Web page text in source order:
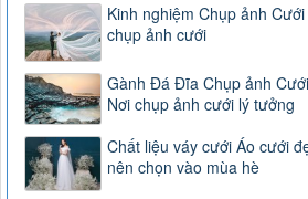
Kinh nghiệm Chụp ảnh
chụp ảnh cưới
Gành Đá Đĩa Chụp ảnh
Nơi chụp ảnh cưới lý tưởng
Chất liệu váy cưới Áo cưới
nên chọn vào mùa hè